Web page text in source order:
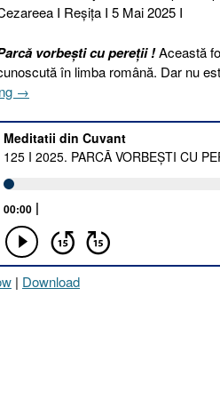
I Reşiţa I 5 Mai 2025 I
vorbești cu pereții !Această
în limba română. Dar nu
„125
2025.
PARCĂ
VORBEȘTI
PEREȚII
[Faptele
Apostolilor
23.1-
3
→
| Download